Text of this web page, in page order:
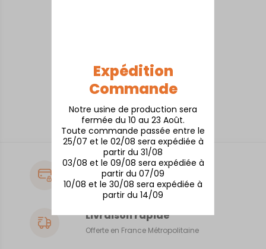
Expédition
Commande
Notre usine de production sera
fermée du 10 au 23 Août.
Toute commande passée entre le
25/07 et le 02/08 sera expédiée à
partir du 31/08
03/08 et le 09/08 sera expédiée à
partir du 07/09
10/08 et le 30/08 sera expédiée à
partir du 14/09
CONNEXION
Paiement sécurisé
CB, Visa, MasterCard
Livraison rapide
Offerte en France Métropolitaine